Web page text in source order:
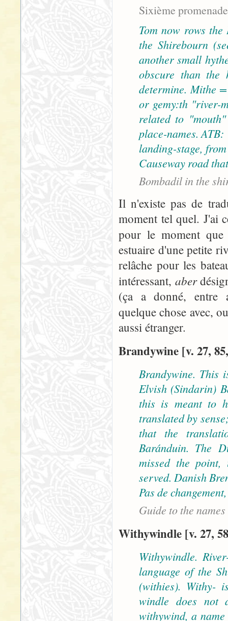
Sixième
Tom now rows
the Shirebourn
another small
obscure than
determine. Mithe
or gemy:th "river-
related to
place-names.
landing-stage,
Causeway road
Bombadil in the
Il n'existe pas de
moment tel quel. J'ai
pour le moment
estuaire d'une petite
relâche pour les
intéressant, aber
(ça a donné, entre
quelque chose avec,
aussi étranger.
Brandywine [v. 27,
Brandywine. This
Elvish (Sindarin)
this is meant to
translated by
that the
Baránduin. The
missed the point,
served. Danish
Pas de
Guide to the names
Withywindle [v. 27,
Withywindle.
language of the
(withies). Withy-
windle does not
withywind, a